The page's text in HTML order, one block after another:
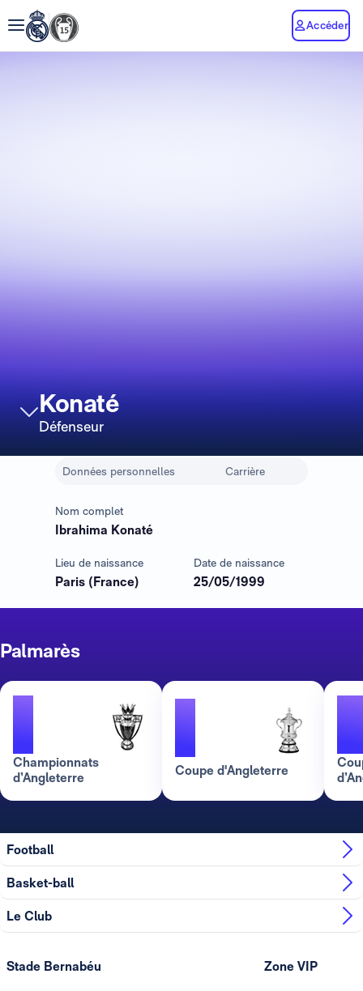
Accéder
Konaté
Défenseur
Données personnelles Carrière
Nom complet
Ibrahima Konaté
Lieu de naissance
Paris (France)
Date de naissance
25/05/1999
Palmarès
1
Championnats
d’Angleterre
1
Coupe d'Angleterre
Football
Basket-ball
Le Club
Stade Bernabéu Zone VIP